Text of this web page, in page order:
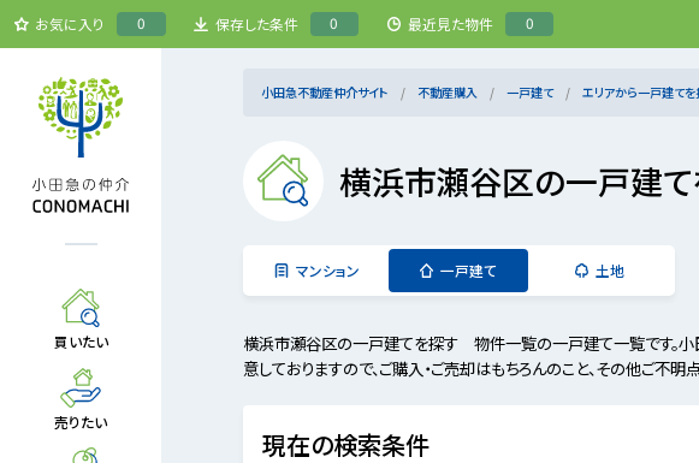
お気に入り 0 保存した条件 0 最近見た物件 0
買いたい
売りたい
小田急不動産仲介サイト 不動産購入 一戸建て エリアから一戸建てを
横浜市瀬谷区の一戸建
マンション 一戸建て 土地
横浜市瀬谷区の一戸建てを探す 物件一覧の一戸建て一覧です。小
意しておりますので、ご購入・ご売却はもちろんのこと、その他ご不
現在の検索条件